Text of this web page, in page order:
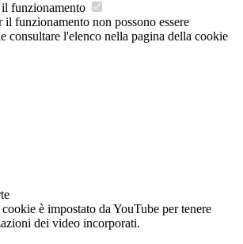
funzionamento
il funzionamento non possono essere
consultare l'elenco nella pagina della cookie
è impostato da YouTube per tenere
dei video incorporati.